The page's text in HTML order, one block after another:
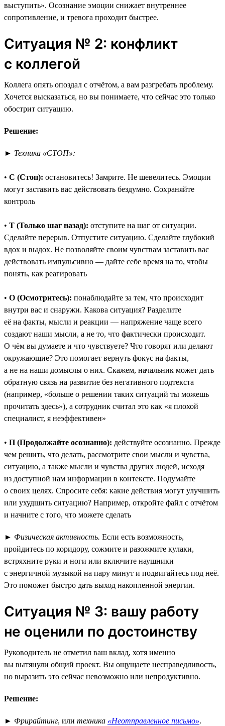
выступить». Осознание эмоции снижает внутреннее
сопротивление, и тревога проходит быстрее.
Ситуация № 2: конфликт
с коллегой
Коллега опять опоздал с отчётом, а вам разгребать проблему.
Хочется высказаться, но вы понимаете, что сейчас это только
обострит ситуацию.
Решение:
► Техника «СТОП»:
• С (Стоп): остановитесь! Замрите. Не шевелитесь. Эмоции
могут заставить вас действовать бездумно. Сохраняйте
контроль
• Т (Только шаг назад): отступите на шаг от ситуации.
Сделайте перерыв. Отпустите ситуацию. Сделайте глубокий
вдох и выдох. Не позволяйте своим чувствам заставить вас
действовать импульсивно — дайте себе время на то, чтобы
понять, как реагировать
• О (Осмотритесь): понаблюдайте за тем, что происходит
внутри вас и снаружи. Какова ситуация? Разделите
её на факты, мысли и реакции — напряжение чаще всего
создают наши мысли, а не то, что фактически происходит.
О чём вы думаете и что чувствуете? Что говорят или делают
окружающие? Это помогает вернуть фокус на факты,
а не на наши домыслы о них. Скажем, начальник может дать
обратную связь на развитие без негативного подтекста
(например, «больше о решении таких ситуаций ты можешь
прочитать здесь»), а сотрудник считал это как «я плохой
специалист, я неэффективен»
• П (Продолжайте осознанно): действуйте осознанно. Прежде
чем решить, что делать, рассмотрите свои мысли и чувства,
ситуацию, а также мысли и чувства других людей, исходя
из доступной нам информации в контексте. Подумайте
о своих целях. Спросите себя: какие действия могут улучшить
или ухудшить ситуацию? Например, откройте файл с отчётом
и начните с того, что можете сделать
► Физическая активность. Если есть возможность,
пройдитесь по коридору, сожмите и разожмите кулаки,
встряхните руки и ноги или включите наушники
с энергичной музыкой на пару минут и подвигайтесь под неё.
Это поможет быстро дать выход накопленной энергии.
Ситуация № 3: вашу работу
не оценили по достоинству
Руководитель не отметил ваш вклад, хотя именно
вы вытянули общий проект. Вы ощущаете несправедливость,
но выразить это сейчас невозможно или непродуктивно.
Решение:
► Фрирайтинг, или техника «Неотправленное письмо».